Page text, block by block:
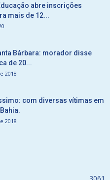
abre inscrições
mais de 12...
Bárbara: morador disse
de 20...
2018
com diversas vítimas em
2018